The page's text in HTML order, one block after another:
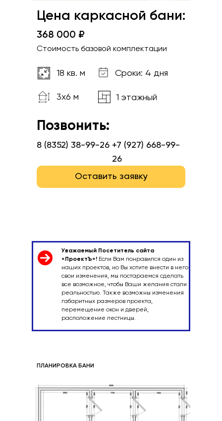
+7 (927) 668-99-
26
8 (8352) 38-99-26
Цена каркасной бани:
Позвонить:
Оставить заявку
307
18 кв. м
3x6 м
Сроки: 4 дня
1 этажный
368 000 ₽
Стоимость базовой комплектации
Уважаемый Посетитель сайта
«ПроектЪ»! Если Вам понравился один из
наших проектов, но Вы хотите внести в него
свои изменения, мы постараемся сделать
все возможное, чтобы Ваши желания стали
реальностью. Также возможны изменения
габаритных размеров проекта,
перемещение окон и дверей,
расположение лестницы.
ПЛАНИРОВКА БАНИ